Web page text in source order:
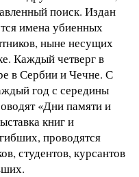
поиск. Издан
имена убиенных
ныне несущих
Каждый четверг в
в Сербии и Чечне. С
год с середины
«Дни памяти и
книг и
проводятся
студентов, курсантов